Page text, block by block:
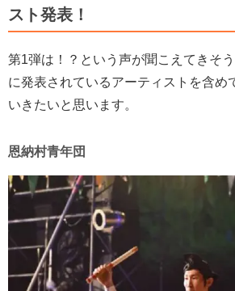
スト発表！
第1弾は！？という声が聞こえてきそ
に発表されているアーティストを含め
いきたいと思います。
恩納村青年団